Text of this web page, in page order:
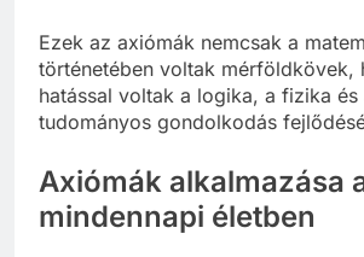
Ezek az axiómák nemcsak a
történetében voltak mérföldkövek,
hatással voltak a logika, a fizika és
tudományos gondolkodás
Axiómák alkalmazása
mindennapi életben